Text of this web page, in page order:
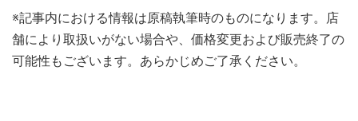
※記事内における情報は原稿執筆時のものになります。店
舗により取扱いがない場合や、価格変更および販売終了の
可能性もございます。あらかじめご了承ください。